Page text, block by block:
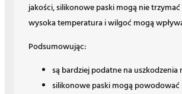
jakości, silikonowe paski mogą nie
wysoka temperatura i wilgoć mogą
Podsumowując:
są bardziej podatne na uszkodzenia
silikonowe paski mogą